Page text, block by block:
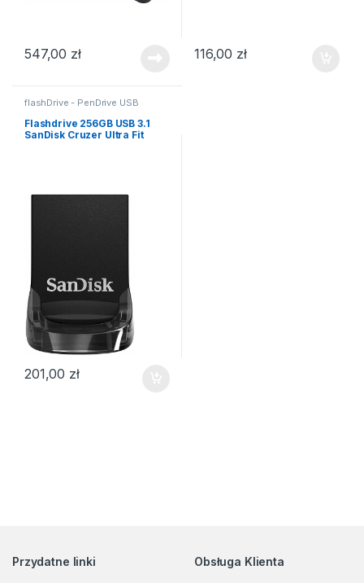
547,00 zł 116,00 zł
flashDrive - PenDrive USB
Flashdrive 256GB USB 3.1
SanDisk Cruzer Ultra Fit
201,00 zł
Przydatne linki
Obsługa Klienta